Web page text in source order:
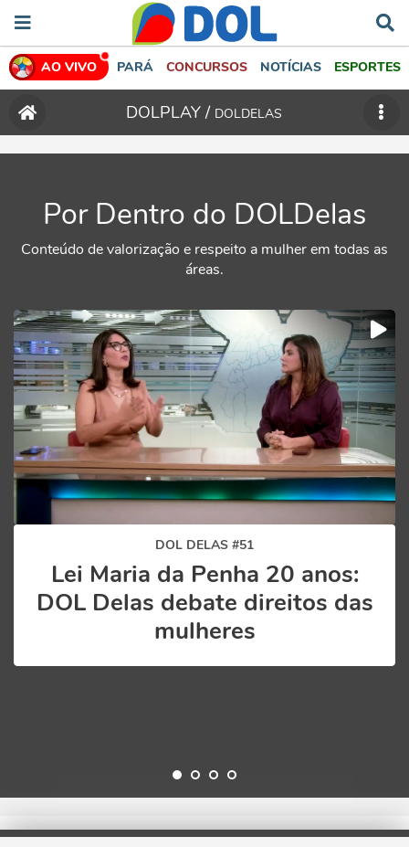
AO VIVO PARÁ CONCURSOS NOTÍCIAS ESPORTES
DOLPLAY / DOLDELAS
Por Dentro do DOLDelas
Conteúdo de valorização e respeito a mulher em todas as
áreas.
DOL DELAS #51
Lei Maria da Penha 20 anos:
DOL Delas debate direitos das
mulheres